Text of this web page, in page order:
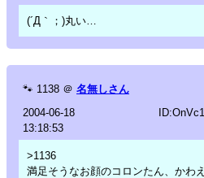
(´Д｀；)丸い…
🐾 1138 ＠ 名無しさん
2004-06-18
13:18:53
>1136
満足そうなお顔のコロンたん、かわ